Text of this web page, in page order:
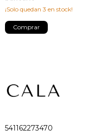
¡Solo quedan 3 en stock!
Comprar
541162273470